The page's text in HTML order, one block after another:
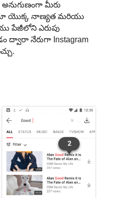
మీరు
యొక్క నాణ్యత మరియు
పేజీలోని ఎరుపు
ద్వారా నేరుగా Instagram